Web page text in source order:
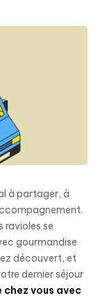
à partager, à
ravioles se
gourmandise
découvert, et
dernier séjour
vous avec